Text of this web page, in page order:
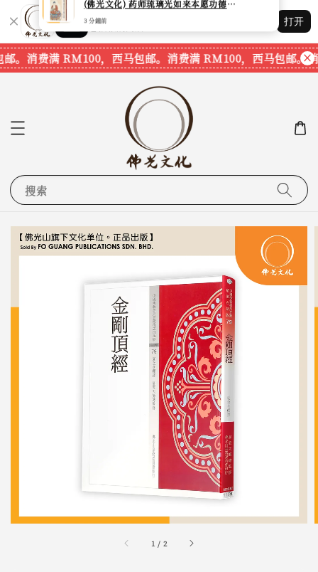
Shopping: 追踪您的订单
您信赖的商店
打开
。消费满 RM100，西马包邮。消费满 RM100，西马包邮。消
搜索
1 / 2